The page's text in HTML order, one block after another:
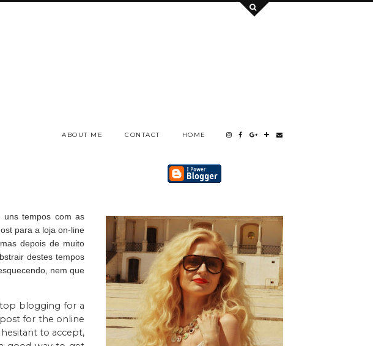
ABOUT ME CONTACT HOME
tempos com as
para a loja on-line
depois de muito
destes tempos
nem que
blogging for a
for the online
to accept,